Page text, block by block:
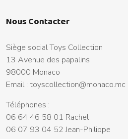
Nous Contacter
Siège social Toys Collection
13 Avenue des papalins
98000 Monaco
Email : toyscollection@monaco.mc
Téléphones :
06 64 46 58 01 Rachel
06 07 93 04 52 Jean-Philippe